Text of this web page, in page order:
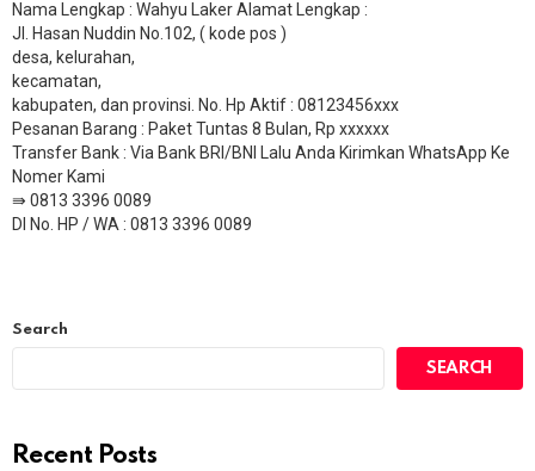
Nama Lengkap : Wahyu Laker Alamat Lengkap :
Jl. Hasan Nuddin No.102, ( kode pos )
desa, kelurahan,
kecamatan,
kabupaten, dan provinsi. No. Hp Aktif : 08123456xxx
Pesanan Barang : Paket Tuntas 8 Bulan, Rp xxxxxx
​Transfer Bank : Via Bank BRI/BNI Lalu Anda Kirimkan WhatsApp Ke
Nomer Kami
⇛ 0813 3396 0089
DI No. HP / WA : 0813 3396 0089
Search
SEARCH
Recent Posts